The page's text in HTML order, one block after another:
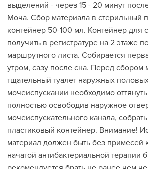
выделений - через 15 - 20 минут
Моча. Сбор материала в стерильный
контейнер 50-100 мл. Контейнер для
получить в регистратуре на 2 этаже
маршрутного листа. Собирается
утром, сазу после сна. Перед сбором
тщательный туалет наружных
мочеиспускании необходимо
полностью освободив наружное
мочеиспускательного канала,
пластиковый контейнер. Внимание!
материал должен быть без примесей
начатой антибактериальной терапии